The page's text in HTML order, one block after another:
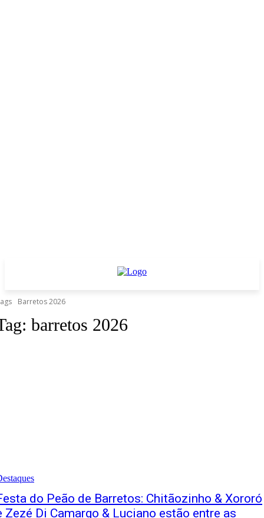
Barretos 2026
barretos 2026
do Peão de Barretos: Chitãozinho & Xororó
Zezé Di Camargo & Luciano estão entre as